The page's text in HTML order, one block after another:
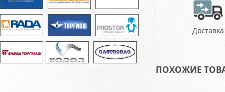
Доставка
ПОХОЖИЕ